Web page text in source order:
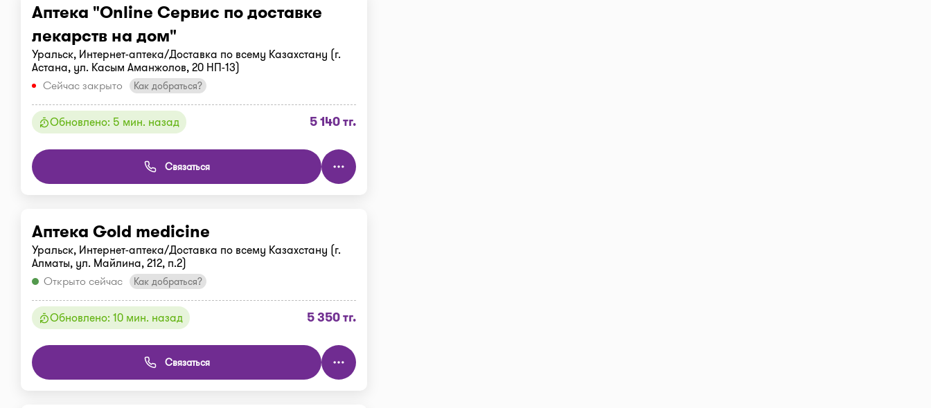
Аптека "Online Сервис по доставке
лекарств на дом"
Уральск, Интернет-аптека/Доставка по всему Казахстану (г.
Астана, ул. Касым Аманжолов, 20 НП-13)
Сейчас закрыто
Как добраться?
Обновлено: 5 мин. назад 5 140 тг.
Связаться
Аптека Gold medicine
Уральск, Интернет-аптека/Доставка по всему Казахстану (г.
Алматы, ул. Майлина, 212, п.2)
Открыто сейчас
Как добраться?
Обновлено: 10 мин. назад 5 350 тг.
Связаться